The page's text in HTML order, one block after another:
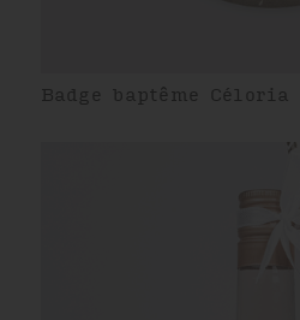
Badge baptême Céloria